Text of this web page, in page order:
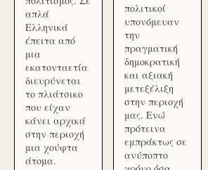
απλά
Ελληνικά
έπειτα από
μια
εκατονταετία
διευρύνεται
το πλιάτσικο
που είχαν
κάνει αρχικά
στην περιοχή
μια χούφτα
άτομα.
πολιτικοί
υπονόμευαν
την
πραγματική
δημοκρατική
και αξιακή
μετεξέλιξη
στην περιοχή
μας. Ενώ
πρότεινα
εμπράκτως σε
ανύποπτο